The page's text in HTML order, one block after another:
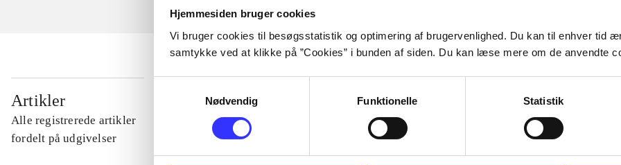
Hjemmesiden bruger cookies
Vi bruger cookies til besøgsstatistik og optimering af brugervenlighed. Du kan til enhver tid
samtykke ved at klikke på ”Cookies” i bunden af siden. Du kan læse mere om de anvendte
Nødvendig
Funktionelle Statistik
Artikler
Alle registrerede artikler
fordelt på udgivelser
...